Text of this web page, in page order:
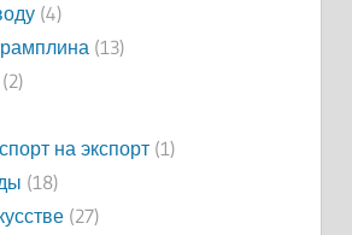
(4)
(13)
на экспорт(1)
(18)
(27)